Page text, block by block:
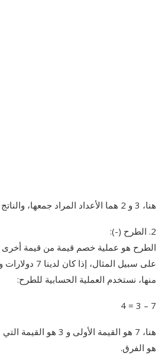
هنا، 3 و 2 هما الأعداد المراد جمعها، والناتج 5 هو المجموع.
2. الطرح (-):
الطرح هو عملية خصم قيمة من قيمة
منها، نستخدم العملية الحسابية للطرح:
7 – 3 = 4
هو الفرق.